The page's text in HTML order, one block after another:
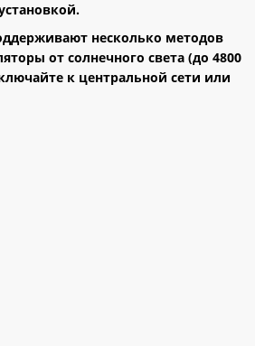
несколько методов
от солнечного света (до 4800
к центральной сети или